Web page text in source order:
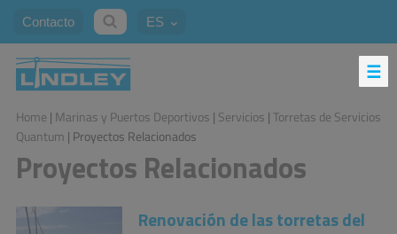
Contacto ES
Home | Marinas y Puertos Deportivos | Servicios |Torretas de Servicios
Quantum | Proyectos Relacionados
Proyectos Relacionados
Renovación de las torretas del